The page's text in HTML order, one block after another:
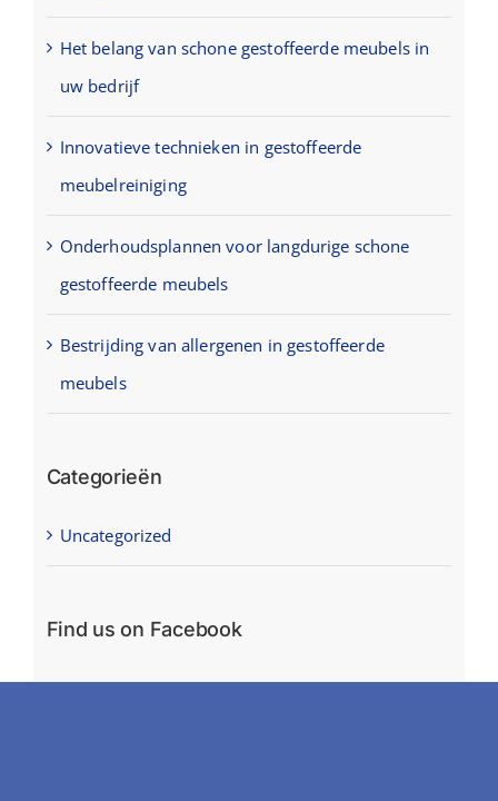
Het belang van schone gestoffeerde meubels in
uw bedrijf
Innovatieve technieken in gestoffeerde
meubelreiniging
Onderhoudsplannen voor langdurige schone
gestoffeerde meubels
Bestrijding van allergenen in gestoffeerde
meubels
Categorieën
Uncategorized
Find us on Facebook